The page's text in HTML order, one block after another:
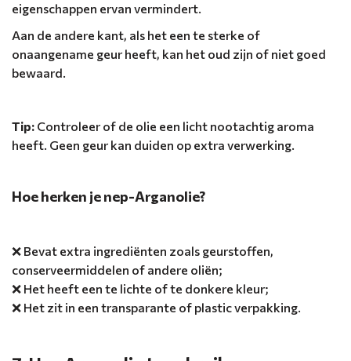
eigenschappen ervan vermindert.
Aan de andere kant, als het een te sterke of
onaangename geur heeft, kan het oud zijn of niet goed
bewaard.
Tip: Controleer of de olie een licht nootachtig aroma
heeft. Geen geur kan duiden op extra verwerking.
Hoe herken je nep-Arganolie?
❌ Bevat extra ingrediënten zoals geurstoffen,
conserveermiddelen of andere oliën;
❌ Het heeft een te lichte of te donkere kleur;
❌ Het zit in een transparante of plastic verpakking.